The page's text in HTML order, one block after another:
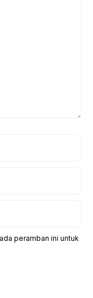
peramban ini untuk